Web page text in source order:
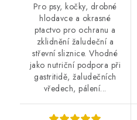
Pro psy, kočky, drobné
hlodavce a okrasné
ptactvo pro ochranu a
zklidnění žaludeční a
střevní sliznice. Vhodné
jako nutriční podpora při
gastritidě, žaludečních
vředech, pálení...